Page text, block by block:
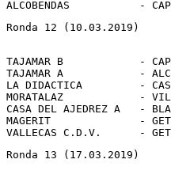
Ronda 12 (10.03.2019)
TAJAMAR B            -
TAJAMAR A            -
LA DIDACTICA         -
MORATALAZ            -
CASA DEL AJEDREZ A   -
MAGERIT              -
Ronda 13 (17.03.2019)